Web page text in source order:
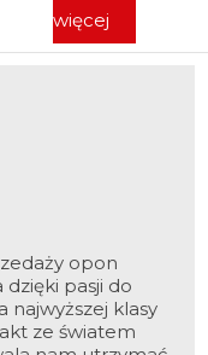
więcej
opon
pasji do
najwyższej klasy
ze światem